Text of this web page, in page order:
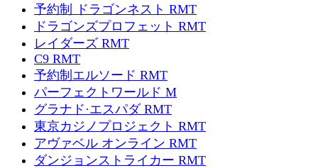
予約制 ドラゴンネスト RMT
ドラゴンズプロフェット RMT
レイダーズ RMT
C9 RMT
予約制エルソード RMT
パーフェクトワールド M
グラナド·エスパダ RMT
東京カジノプロジェクト RMT
アヴァベル オンライン RMT
ダンジョンストライカー RMT